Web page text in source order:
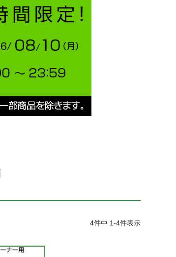
4件中 1-4件表示